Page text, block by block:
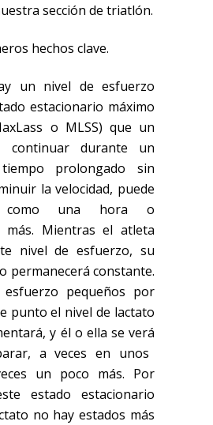
sección de triatlón.
hechos clave.
un nivel de esfuerzo
estacionario máximo
o MLSS) que un
continuar durante un
prolongado sin
la velocidad, puede
una hora o
más. Mientras el atleta
nivel de esfuerzo, su
permanecerá constante.
pequeños por
punto el nivel de lactato
y él o ella se verá
a veces en unos
un poco más. Por
estado estacionario
no hay estados más